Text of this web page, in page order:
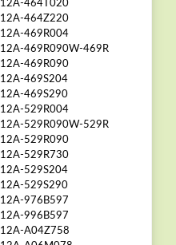
12A-464Z220
12A-469R004
12A-469R090W-469R
12A-469R090
12A-469S204
12A-469S290
12A-529R004
12A-529R090W-529R
12A-529R090
12A-529R730
12A-529S204
12A-529S290
12A-976B597
12A-996B597
12A-A04Z758